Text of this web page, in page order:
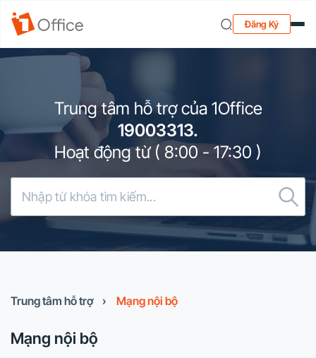
Đăng Ký
Trung tâm hỗ trợ của 1Office
19003313.
Hoạt động từ ( 8:00 - 17:30 )
Trung tâm hỗ trợ › Mạng nội bộ
Mạng nội bộ